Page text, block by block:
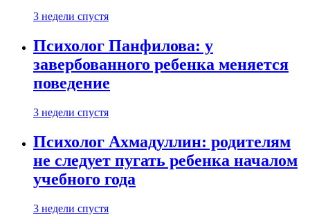
3 недели спустя
Психолог Панфилова: у
завербованного ребенка меняется
поведение
3 недели спустя
Психолог Ахмадуллин: родителям
не следует пугать ребенка началом
учебного года
3 недели спустя